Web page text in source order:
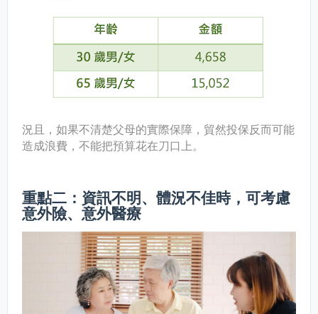
況且，如果不清楚父母的實際保障，貿然投保反而可能
造成浪費，不能把預算花在刀口上。
重點二：資訊不明、體況不佳時，可考慮
意外險、意外醫療